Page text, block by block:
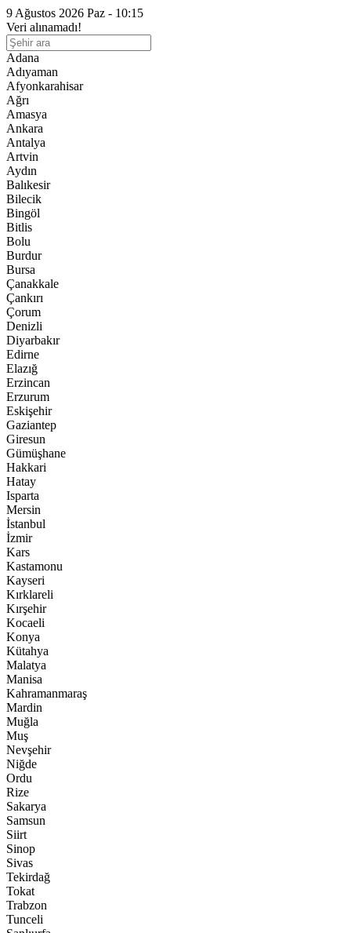
9 Ağustos 2026 Paz - 10:15
Veri alınamadı!
Adana
Adıyaman
Afyonkarahisar
Ağrı
Amasya
Ankara
Antalya
Artvin
Aydın
Balıkesir
Bilecik
Bingöl
Bitlis
Bolu
Burdur
Bursa
Çanakkale
Çankırı
Çorum
Denizli
Diyarbakır
Edirne
Elazığ
Erzincan
Erzurum
Eskişehir
Gaziantep
Giresun
Gümüşhane
Hakkari
Hatay
Isparta
Mersin
İstanbul
İzmir
Kars
Kastamonu
Kayseri
Kırklareli
Kırşehir
Kocaeli
Konya
Kütahya
Malatya
Manisa
Kahramanmaraş
Mardin
Muğla
Muş
Nevşehir
Niğde
Ordu
Rize
Sakarya
Samsun
Siirt
Sinop
Sivas
Tekirdağ
Tokat
Trabzon
Tunceli